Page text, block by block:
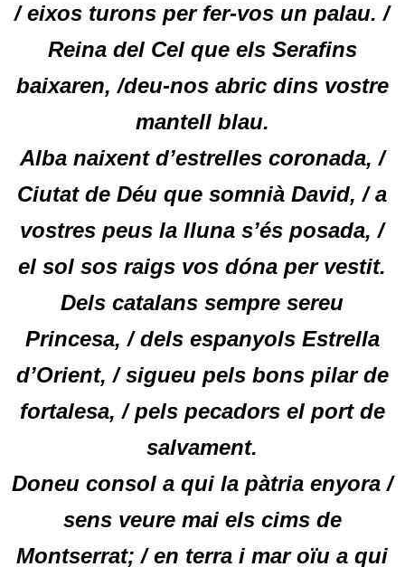
/ eixos turons per fer-vos un palau. /
Reina del Cel que els Serafins
baixaren, /deu-nos abric dins vostre
mantell blau.
Alba naixent d’estrelles coronada, /
Ciutat de Déu que somnià David, / a
vostres peus la lluna s’és posada, /
el sol sos raigs vos dóna per vestit.
Dels catalans sempre sereu
Princesa, / dels espanyols Estrella
d’Orient, / sigueu pels bons pilar de
fortalesa, / pels pecadors el port de
salvament.
Doneu consol a qui la pàtria enyora /
sens veure mai els cims de
Montserrat; / en terra i mar oïu a qui